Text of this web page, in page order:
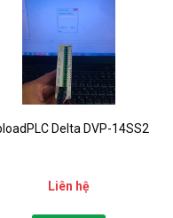
Delta DVP-14SS2
Liên hệ